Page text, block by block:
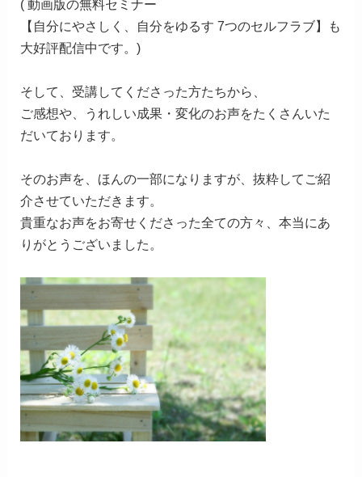
( 動画版の無料セミナー
【自分にやさしく、自分をゆるす 7つのセルフラブ】も
大好評配信中です。)
そして、受講してくださった方たちから、
ご感想や、うれしい成果・変化のお声をたくさんいた
だいております。
そのお声を、ほんの一部になりますが、抜粋してご紹
介させていただきます。
貴重なお声をお寄せくださった全ての方々、 本当にあ
りがとうございました。